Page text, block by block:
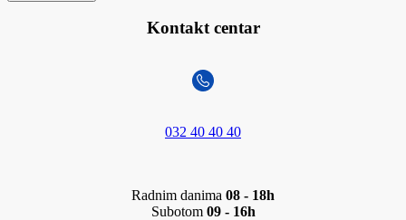
Kontakt centar
032 40 40 40
Radnim danima 08 - 18h
Subotom 09 - 16h